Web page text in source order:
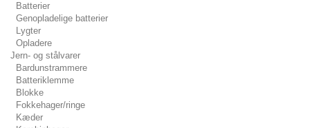
Batterier
Genopladelige batterier
Lygter
Opladere
Jern- og stålvarer
Bardunstrammere
Batteriklemme
Blokke
Fokkehager/ringe
Kæder